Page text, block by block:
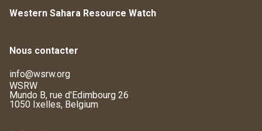
Western Sahara Resource Watch
Nous contacter
info@wsrw.org
WSRW
Mundo B, rue d'Edimbourg 26
1050 Ixelles, Belgium